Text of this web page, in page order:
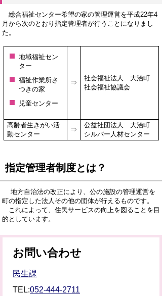
総合福祉センター希望の家の管理運営を平成22年4
月から次のとおり指定管理者が行うことになりまし
た。
地域福祉セン
ター
福祉作業所さ
つきの家
児童センター
⇒
社会福祉法人 大治町
社会福祉協議会
高齢者生きがい活
動センター
⇒
公益社団法人 大治町
シルバー人材センター
指定管理者制度とは？
地方自治法の改正により、公の施設の管理運営を
町の指定した法人その他の団体が行えるものです。
これによって、住民サービスの向上を図ることを目
的としています。
お問い合わせ
民生課
TEL:052-444-2711